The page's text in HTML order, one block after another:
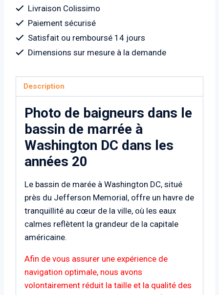
Washington
DC
Livraison Colissimo
Paiement sécurisé
Satisfait ou remboursé 14 jours
Dimensions sur mesure à la demande
Description
Photo de baigneurs dans le
bassin de marrée à
Washington DC dans les
années 20
Le bassin de marée à Washington DC, situé
près du Jefferson Memorial, offre un havre de
tranquillité au cœur de la ville, où les eaux
calmes reflètent la grandeur de la capitale
américaine.
Afin de vous assurer une expérience de
navigation optimale, nous avons
volontairement réduit la taille et la qualité des